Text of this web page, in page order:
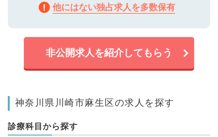
他にはない独占求人を多数保有
非公開求人を紹介してもらう
神奈川県川崎市麻生区の求人を探す
診療科目から探す